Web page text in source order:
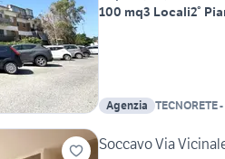
100 mq3 Locali2°
Agenzia TECNORETE
Soccavo Via